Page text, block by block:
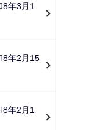
年3月1
年2月15
年2月1